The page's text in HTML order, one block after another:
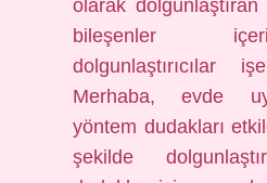
olarak
bileşenler
dolgunlaştırıcılar
Merhaba, evde
yöntem dudakları
şekilde